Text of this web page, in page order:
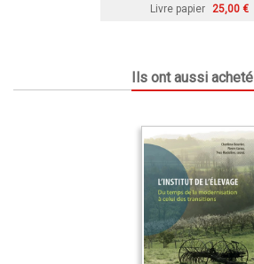
Livre papier 25,00 €
Ils ont aussi acheté